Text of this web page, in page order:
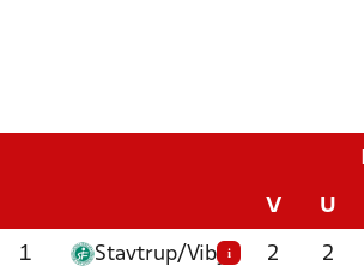
V U
1 Stavtrup/Viby i 2 2